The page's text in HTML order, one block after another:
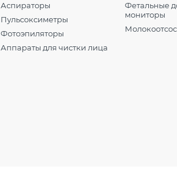
Аспираторы
Пульсоксиметры
Фотоэпиляторы
Аппараты для чистки лица
Фетальные
мониторы